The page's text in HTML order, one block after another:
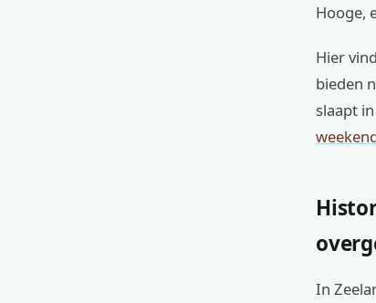
Hooge,
Hier
bieden
slaapt
In